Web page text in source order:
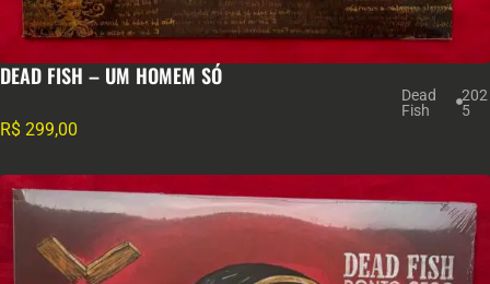
DEAD FISH – UM HOMEM SÓ
Dead
Fish
202
5
R$ 299,00